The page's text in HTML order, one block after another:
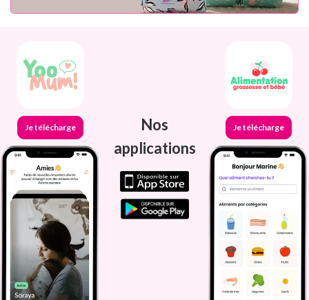
Je télécharge
Nos
applications
Je télécharge